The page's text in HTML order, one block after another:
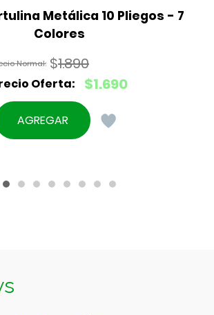
Metálica 10 Pliegos - 7
Colores
$1.890
El
precio
original
$1.690
El
precio
actual
AGREGAR